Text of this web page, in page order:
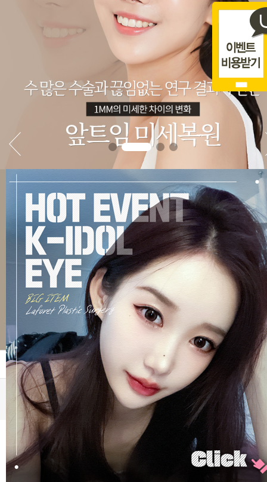
하루동안 보지 않기 닫기
당당한 그녀의 비밀
가슴성형
외모가 곧 경쟁력
남자성형
LAFORE EVENT